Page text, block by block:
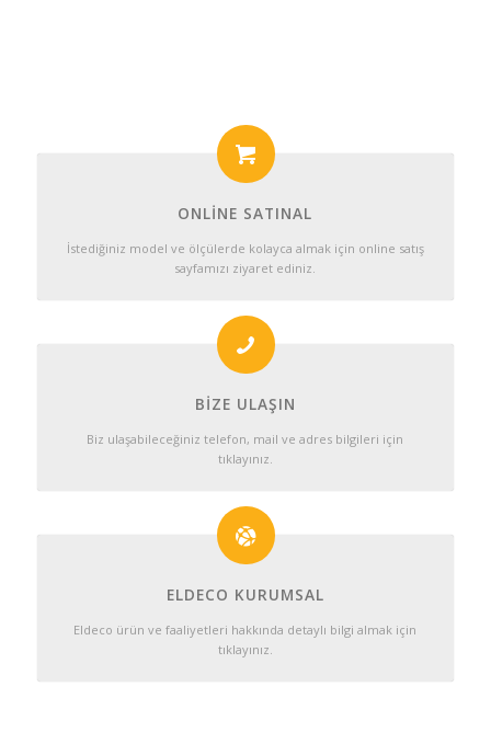
ONLINE SATINAL
İstediğiniz model ve ölçülerde kolayca almak için online satış
sayfamızı ziyaret ediniz.
BIZE ULAŞIN
Biz ulaşabileceğiniz telefon, mail ve adres bilgileri için
tıklayınız.
ELDECO KURUMSAL
Eldeco ürün ve faaliyetleri hakkında detaylı bilgi almak için
tıklayınız.